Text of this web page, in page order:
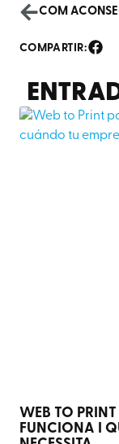
COMPARTIR:
WEB TO
FUNCIONA I